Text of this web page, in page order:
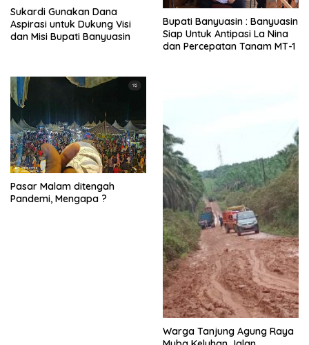
Sukardi Gunakan Dana
Aspirasi untuk Dukung Visi
dan Misi Bupati Banyuasin
Bupati Banyuasin : Banyuasin
Siap Untuk Antipasi La Nina
dan Percepatan Tanam MT-1
Pasar Malam ditengah
Pandemi, Mengapa ?
Warga Tanjung Agung Raya